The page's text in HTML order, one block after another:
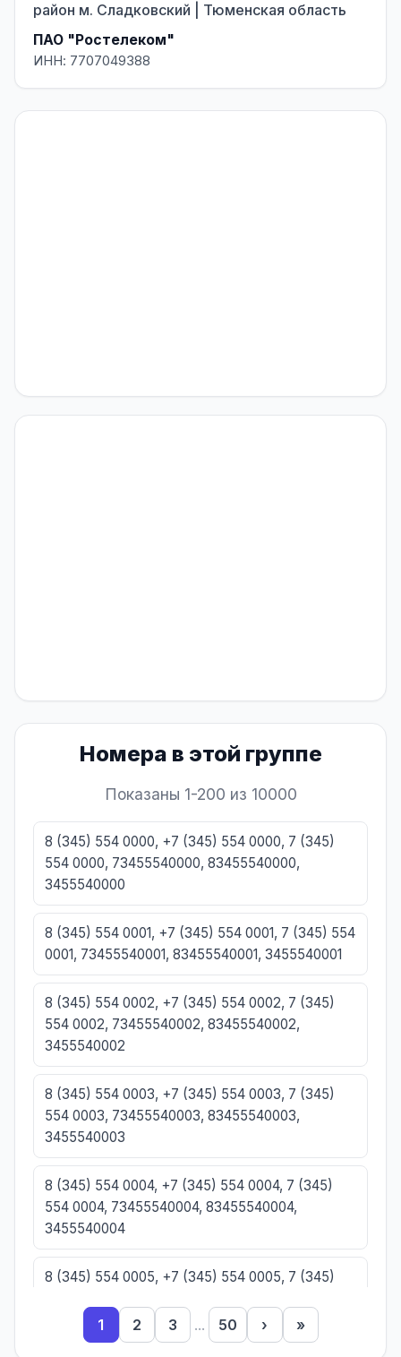
район м. Сладковский | Тюменская область
ПАО "Ростелеком"
ИНН: 7707049388
Номера в этой группе
Показаны 1-200 из 10000
8 (345) 554 0000, +7 (345) 554 0000, 7 (345)
554 0000, 73455540000, 83455540000,
3455540000
8 (345) 554 0001, +7 (345) 554 0001, 7 (345) 554
0001, 73455540001, 83455540001, 3455540001
8 (345) 554 0002, +7 (345) 554 0002, 7 (345)
554 0002, 73455540002, 83455540002,
3455540002
8 (345) 554 0003, +7 (345) 554 0003, 7 (345)
554 0003, 73455540003, 83455540003,
3455540003
8 (345) 554 0004, +7 (345) 554 0004, 7 (345)
554 0004, 73455540004, 83455540004,
3455540004
8 (345) 554 0005, +7 (345) 554 0005, 7 (345)
3455540005
1 2 3 ... 50 › »